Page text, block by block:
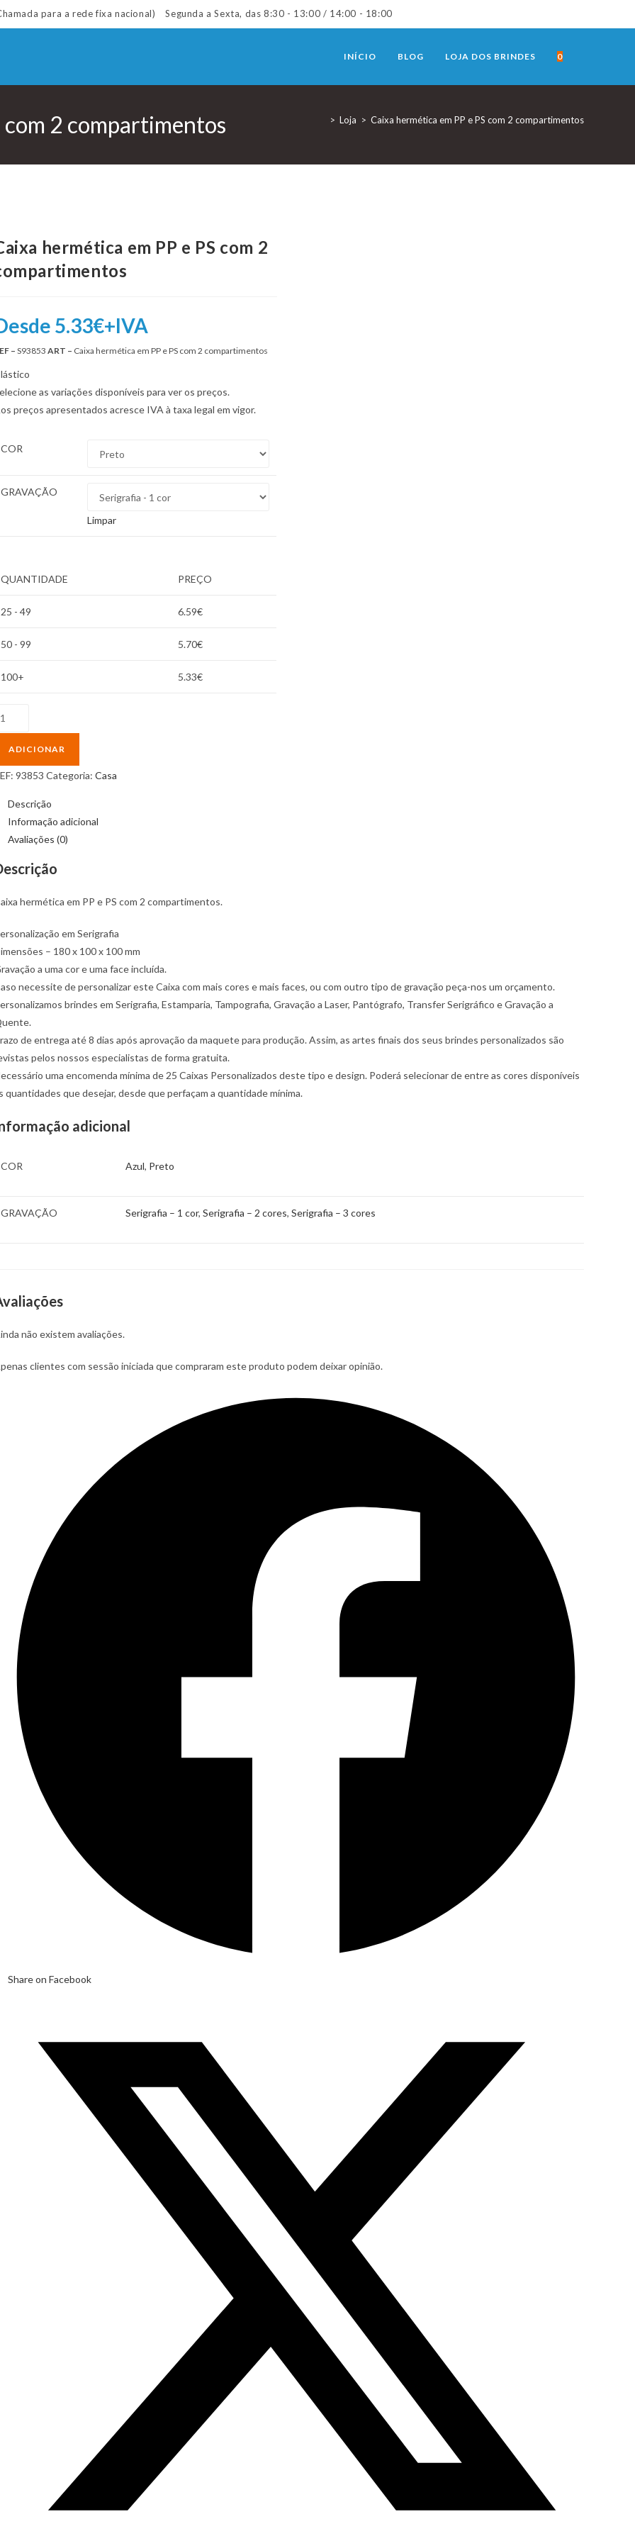
para a rede fixa nacional) Segunda a Sexta, das 8:30 - 13:00 / 14:00 - 18:00
INÍCIO BLOG LOJA DOS BRINDES 0
com 2 compartimentos > Loja > Caixa hermética em PP e PS com 2 compartimentos
hermética em PP e PS com 2
5.33€+IVA
– S93853 ART – Caixa hermética em PP e PS com 2 compartimentos
as variações disponíveis para ver os preços.
preços apresentados acresce IVA à taxa legal em vigor.
COR
GRAVAÇÃO
Limpar
QUANTIDADE PREÇO
25 - 49 6.59€
50 - 99 5.70€
100+ 5.33€
ADICIONAR
93853 Categoria: Casa
Descrição
Informação adicional
Avaliações (0)
hermética em PP e PS com 2 compartimentos.
em Serigrafia
– 180 x 100 x 100 mm
a uma cor e uma face incluída.
necessite de personalizar este Caixa com mais cores e mais faces, ou com outro tipo de gravação peça-nos um orçamento.
brindes em Serigrafia, Estamparia, Tampografia, Gravação a Laser, Pantógrafo, Transfer Serigráfico e Gravação a
de entrega até 8 dias após aprovação da maquete para produção. Assim, as artes finais dos seus brindes personalizados são
pelos nossos especialistas de forma gratuita.
uma encomenda mínima de 25 Caixas Personalizados deste tipo e design. Poderá selecionar de entre as cores disponíveis
quantidades que desejar, desde que perfaçam a quantidade mínima.
adicional
COR Azul, Preto
GRAVAÇÃO Serigrafia – 1 cor, Serigrafia – 2 cores, Serigrafia – 3 cores
não existem avaliações.
clientes com sessão iniciada que compraram este produto podem deixar opinião.
Share on Facebook